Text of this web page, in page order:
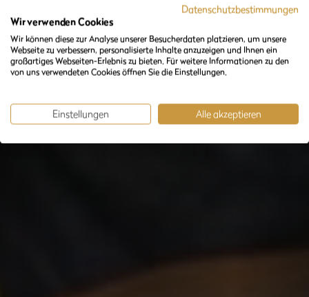
Datenschutzbestimmungen
Wir verwenden Cookies
Wir können diese zur Analyse unserer Besucherdaten platzieren, um unsere
Webseite zu verbessern, personalisierte Inhalte anzuzeigen und Ihnen ein
großartiges Webseiten-Erlebnis zu bieten. Für weitere Informationen zu den
von uns verwendeten Cookies öffnen Sie die Einstellungen.
Einstellungen Alle akzeptieren